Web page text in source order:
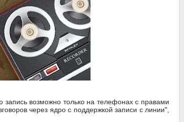
возможно только на телефонах с правами
через ядро с поддержкой записи с линии",